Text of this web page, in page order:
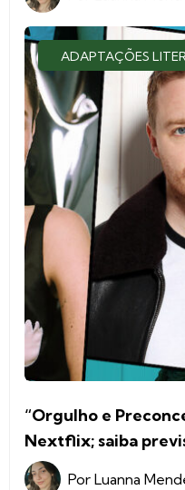
ADAPTAÇÕES
“Orgulho e
Nextflix; saiba
Por Luanna